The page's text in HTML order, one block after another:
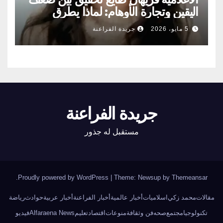
اليقين وتجارة الأوهام: لماذا يطرق
الناس أبواب المشعوذين
5 مايو، 2026 جريدة الفراعنة
جريدة الفراعنة
مستقبل له جذور
Proudly powered by WordPress Theme: Newsup by Themeansar
.
مقالاتمحمد زكي اسلامياتأخبار عالمية أخبار الفراعنة أخبار عربيةحوادثرياضة
تكنولوجيامجتمعصحهفن وثقافةمنوعات اقتصادتعليمAlfaraena Newsفيديو